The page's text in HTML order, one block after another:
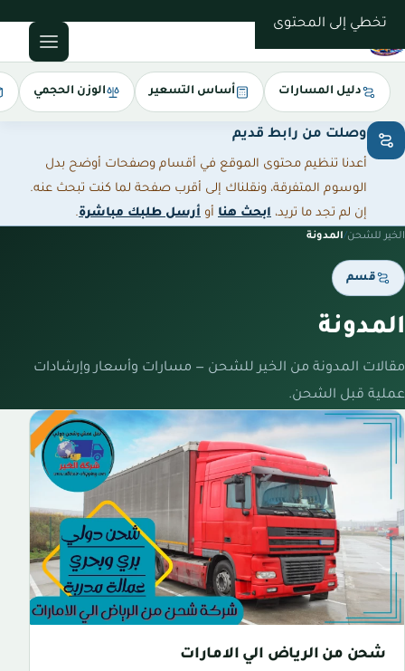
تخطي إلى المحتوى
دليل المسارات أساس التسعير الوزن الحجمي
وصلت من رابط قديم
أعدنا تنظيم محتوى الموقع في أقسام وصفحات أوضح بدل
الوسوم المتفرقة، ونقلناك إلى أقرب صفحة لما كنت تبحث عنه.
إن لم تجد ما تريد، ابحث هنا أو أرسل طلبك مباشرة.
الخير للشحن/المدونة
قسم
المدونة
مقالات المدونة من الخير للشحن — مسارات وأسعار وإرشادات
عملية قبل الشحن.
شحن من الرياض الي الامارات